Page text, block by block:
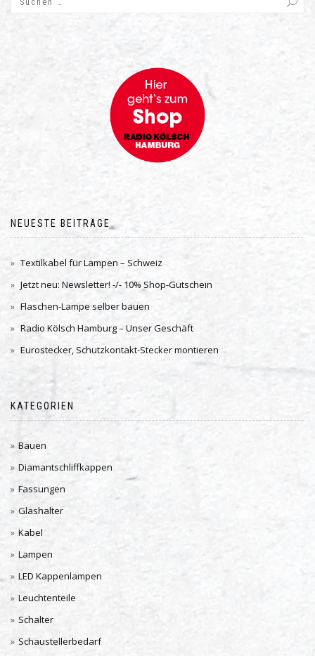
NEUESTE BEITRÄGE
Textilkabel für Lampen – Schweiz
Jetzt neu: Newsletter! -/- 10% Shop-Gutschein
Flaschen-Lampe selber bauen
Radio Kölsch Hamburg – Unser Geschäft
Eurostecker, Schutzkontakt-Stecker montieren
KATEGORIEN
Bauen
Diamantschliffkappen
Fassungen
Glashalter
Kabel
Lampen
LED Kappenlampen
Leuchtenteile
Schalter
Schaustellerbedarf